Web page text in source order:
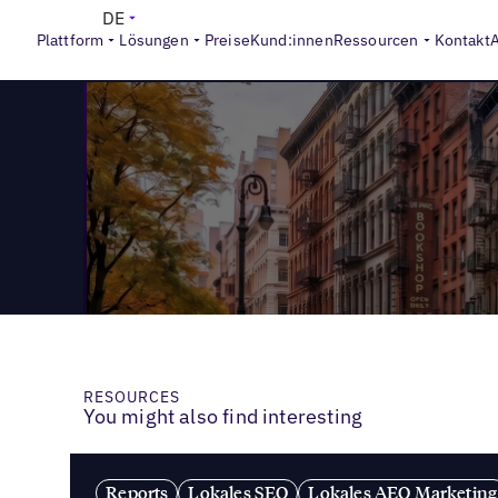
Plattform Lösungen PreiseKund:innenRessourcen Kontakt
DE
Reports
RESOURCES
You might also find interesting
Reports Lokales SEO Lokales AEO Marketing